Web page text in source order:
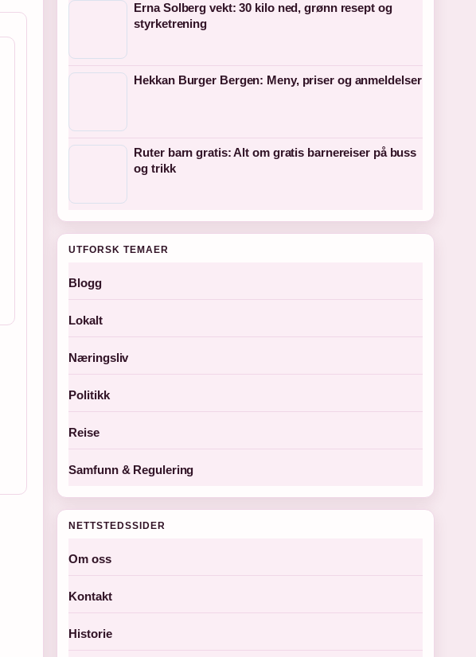
Erna Solberg vekt: 30 kilo ned, grønn resept og
styrketrening
Hekkan Burger Bergen: Meny, priser og anmeldelser
Ruter barn gratis: Alt om gratis barnereiser på buss
og trikk
UTFORSK TEMAER
Blogg
Lokalt
Næringsliv
Politikk
Reise
Samfunn & Regulering
NETTSTEDSSIDER
Om oss
Kontakt
Historie